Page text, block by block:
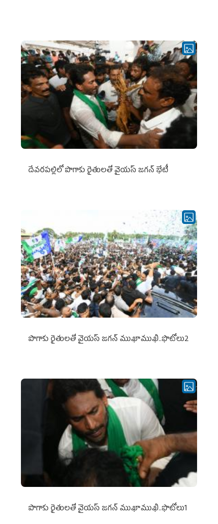
దేవరపల్లిలో పొగాకు రైతులతో వైయస్ జగన్ భేటీ
పొగాకు రైతుల‌తో వైయ‌స్ జ‌గ‌న్ ముఖాముఖి..ఫొటోలు2
పొగాకు రైతుల‌తో వైయ‌స్ జ‌గ‌న్ ముఖాముఖి..ఫొటోలు1